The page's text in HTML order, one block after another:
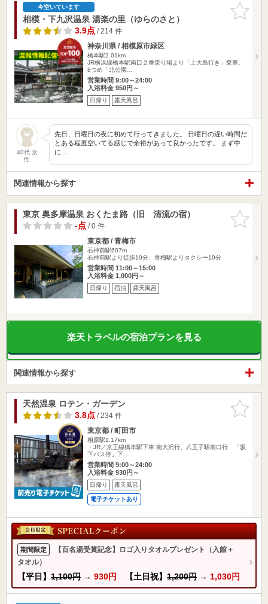
お気に入
りに追加
今空いています
相模・下九沢温泉 湯楽の里（ゆらのさと）
3.9点/ 214 件
神奈川県 / 相模原市緑区
橋本駅2.01km
JR横浜線橋本駅南口２番乗り場より「上大島行き」乗車、
8つめ「北公園…
営業時間 9:00～24:00
入浴料金 950円～
日帰り 露天風呂
40代 女
性
先日、日曜日の夜に初めて行ってきました。 日曜日の遅い時間だ
とある程度空いてる感じで余裕があって良かったです。 まず中
に…
関連情報から探す
お気に入
りに追加
東京 奥多摩温泉 おくたま路（旧 清流の宿）
-点/ 0 件
東京都 / 青梅市
石神前駅607m
石神前駅より徒歩10分、青梅駅よりタクシー10分
営業時間 11:00～15:00
入浴料金 1,000円～
日帰り 宿泊 露天風呂
楽天トラベルの宿泊プランを見る
関連情報から探す
お気に入
りに追加
天然温泉 ロテン・ガーデン
3.8点/ 234 件
東京都 / 町田市
相原駅1.17km
・JR／京王線橋本駅下車 南大沢行、八王子駅南口行 「坂
下バス停」下…
営業時間 9:00～24:00
入浴料金 930円～
日帰り 露天風呂
電子チケットあり
期間限定
【百名湯受賞記念】ロゴ入りタオルプレゼント（入館＋
タオル）
【平日】 1,100円 → 930円 【土日祝】 1,200円 → 1,030円